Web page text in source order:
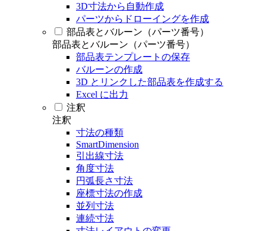
3D寸法から自動作成
パーツからドローイングを作成
部品表とバルーン（パーツ番号）
部品表とバルーン（パーツ番号）
部品表テンプレートの保存
バルーンの作成
3D とリンクした部品表を作成する
Excel に出力
注釈
注釈
寸法の種類
SmartDimension
引出線寸法
角度寸法
円弧長さ寸法
座標寸法の作成
並列寸法
連続寸法